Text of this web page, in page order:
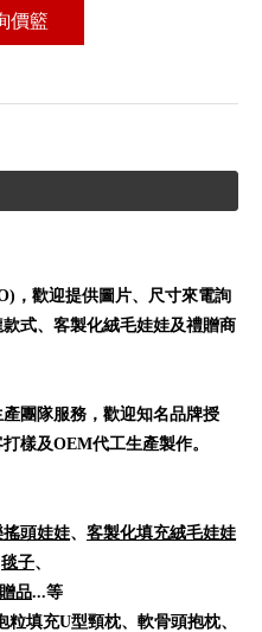
價籃
，歡迎提供圖片、尺寸來電詢
式、客製化絨毛娃娃及禮贈商
團隊服務，歡迎知名品牌授
樣及OEM代工生產製作。
搖頭娃娃、 客製化填充絨毛娃娃
毯子、
品...等
填充U型頸枕、軟骨頭抱枕、